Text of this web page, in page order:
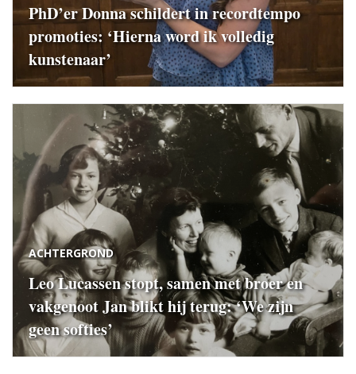
PhD’er Donna schildert in recordtempo
promoties: ‘Hierna word ik volledig
kunstenaar’
ACHTERGROND
Leo Lucassen stopt, samen met broer en
vakgenoot Jan blikt hij terug: ‘We zijn
geen softies’